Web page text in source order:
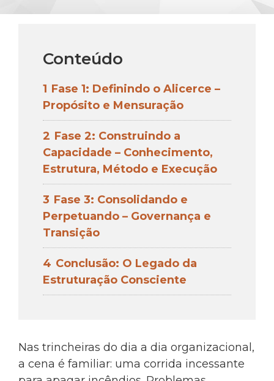
Conteúdo
1 Fase 1: Definindo o Alicerce –
Propósito e Mensuração
2 Fase 2: Construindo a
Capacidade – Conhecimento,
Estrutura, Método e Execução
3 Fase 3: Consolidando e
Perpetuando – Governança e
Transição
4 Conclusão: O Legado da
Estruturação Consciente
Nas trincheiras do dia a dia organizacional,
a cena é familiar: uma corrida incessante